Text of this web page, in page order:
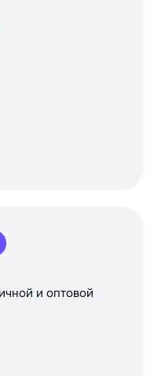
и оптовой